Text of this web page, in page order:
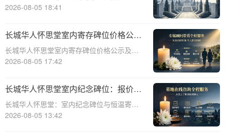
寄存配套同步减免详解☎ 华人怀思堂电
的加快和城市化进程的加速，人们对身后事
的安排也提出了更高的要求。长城华
2026-08-05 18:41
长城华人怀思堂室内寄存碑位价格公示
签约立减配套礼包详解
长城华人怀思堂室内寄存碑位价格公示及签
约立减配套礼包详解☎ 华人怀思堂电话:400-
加快，对于灵堂、纪念馆等场所的寄存需求
日益增长。长城华人怀思堂作为一
2026-08-05 17:42
长城华人怀思堂室内纪念碑位：报价透
明，恒温寄存享减免
长城华人怀思堂：室内纪念碑位与恒温寄存
服务，为您带来更优质的殡葬体验☎ 华人怀
2026-08-05 13:42